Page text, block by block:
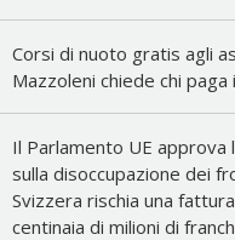
Corsi di nuoto gratis agli
Mazzoleni chiede chi paga
Il Parlamento UE approva
sulla disoccupazione dei
Svizzera rischia una
centinaia di milioni di